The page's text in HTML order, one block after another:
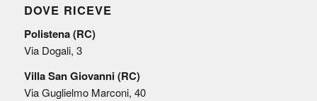
DOVE RICEVE
Polistena (RC)
Via Dogali, 3
Villa San Giovanni (RC)
Via Guglielmo Marconi, 40